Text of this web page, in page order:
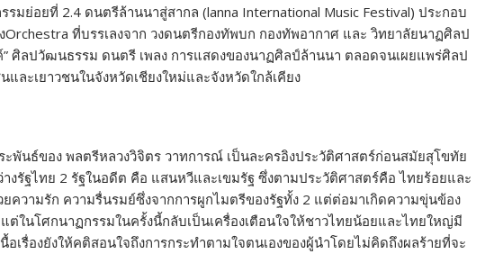
มย่อยที่ 2.4 ดนตรีล้านนาสู่สากล (lanna International Music Festival) ประกอบ
Orchestra ที่บรรเลงจาก วงดนตรีกองทัพบก กองทัพอากาศ และ วิทยาลัยนาฏศิลป
” ศิลปวัฒนธรรม ดนตรี เพลง การแสดงของนาฏศิลป์ล้านนา ตลอดจนเผยแพร่ศิลป
ะเยาวชนในจังหวัดเชียงใหม่และจังหวัดใกล้เคียง
ะพันธ์ของ พลตรีหลวงวิจิตร วาทการณ์ เป็นละครอิงประวัติศาสตร์ก่อนสมัยสุโขทัย
งรัฐไทย 2 รัฐในอดีต คือ แสนหวีและเขมรัฐ ซึ่งตามประวัติศาสตร์คือ ไทยร้อยและ
ความรัก ความรื่นรมย์ซึ่งจากการผูกไมตรีของรัฐทั้ง 2 แต่ต่อมาเกิดความขุ่นข้อง
ต่ในโศกนาฏกรรมในครั้งนี้กลับเป็นเครื่องเตือนใจให้ชาวไทยน้อยและไทยใหญ่มี
รื่องยังให้คติสอนใจถึงการกระทำตามใจตนเองของผู้นำโดยไม่คิดถึงผลร้ายที่จะ